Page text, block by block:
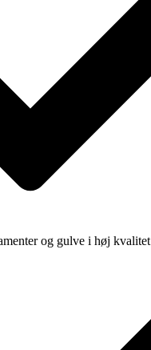
og gulve i høj kvalitet